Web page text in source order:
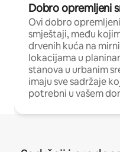
Dobro opremljeni
Ovi dobro opremljeni
smještaji, među
drvenih kuća na
lokacijama u
stanova u urbanim
imaju sve sadržaje
potrebni u vašem